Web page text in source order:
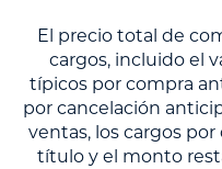
El precio total de
cargos, incluido el
típicos por compra
por cancelación
ventas, los cargos
título y el monto